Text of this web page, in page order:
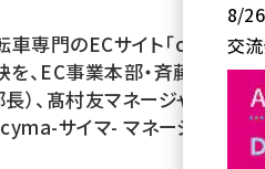
車専門のECサイト「cyma-
を、EC事業本部・斉藤洸貴
、髙村友マネージャー（
サイマ- マネージャー）
8/26
交